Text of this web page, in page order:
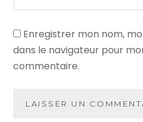
Enregistrer mon nom,
dans le navigateur pour
commentaire.